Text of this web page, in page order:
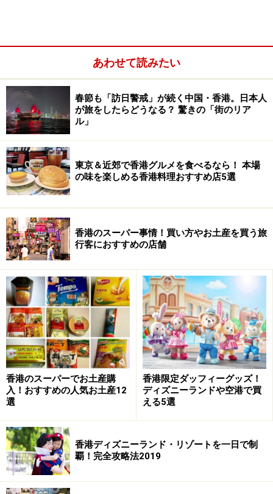
香港のお土産5.中華ソース
香港のお土産6.香港デザインの雑貨・インテリア
香港のお土産おすすめ.お菓子
誰にでも喜んでもらえる無難なおみやげといえば、お菓
子類。お値段もリーズナブルなので多めに買っておくと
いうこともできますよね。香港らしさを感じるお菓子を
セレクトしてみました。
香港のお菓子1.奇華餅家のクッキー
まずは、超定番ではありますが、外さないお菓子の人気
店！奇華餅家から。地元でも大人気のお菓子屋さんで、
空港はじめ九龍にも香港島にも支店があります。「アジ
アのお菓子は甘すぎる！」なんて、よく言われますが奇
華のお菓子はほどよい甘みなのでそんな心配は要りませ
ん！ バリエーション豊富なお菓子の中から、ガイドのお
すすめを紹介します。
■エッグロール
あわせて読みたい
春節も「訪日警戒」が続く中国・香港。日本人
が旅をしたらどうなる？ 驚きの「街のリア
ル」
東京＆近郊で香港グルメを食べるなら！ 本場
の味を楽しめる香港料理おすすめ店5選
香港のスーパー事情！買い方やお土産を買う旅
行客におすすめの店舗
香港のスーパーでお土産購
入！おすすめの人気お土産12
選
香港限定ダッフィーグッズ！
ディズニーランドや空港で買
える5選
香港ディズニーランド・リゾートを一日で制
覇！完全攻略法2019